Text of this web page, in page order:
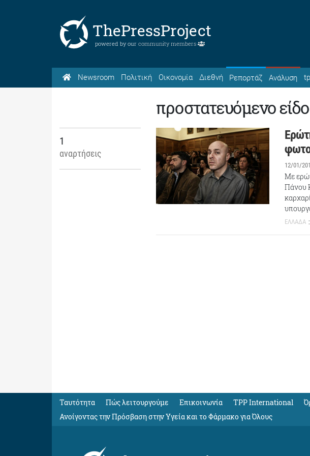
ThePressProject
powered by our community members
Newsroom Πολιτική Οικονομία Διεθνή Ρεπορτάζ Ανάλυση
προστατευόμενο
1
αναρτήσεις
12/01/
Με
Πάνου
ΕΛΛΑΔΑ
Ταυτότητα Πώς λειτουργούμε Eπικοινωνία TPP International
Ανοίγοντας την Πρόσβαση στην Υγεία και το Φάρμακο για Όλους